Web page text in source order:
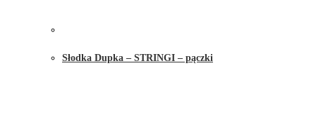
Słodka Dupka – STRINGI – pączki